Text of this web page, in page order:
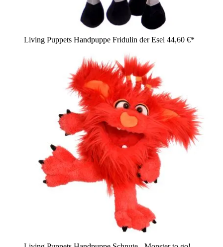
Living Puppets Handpuppe Fridulin der Esel 44,60 €*